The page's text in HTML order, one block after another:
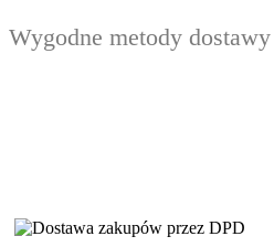
Wygodne metody dostawy